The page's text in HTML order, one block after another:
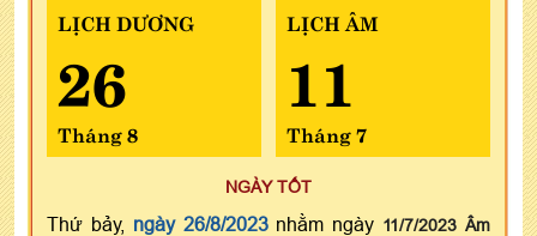
LỊCH DƯƠNG
26
Tháng 8
LỊCH ÂM
11
Tháng 7
NGÀY TỐT
Thứ bảy, ngày 26/8/2023nhằm ngày 11/7/2023 Âm